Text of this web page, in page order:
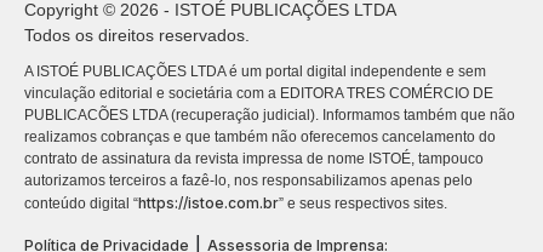
Copyright © 2026 - ISTOÉ PUBLICAÇÕES LTDA
Todos os direitos reservados.
A ISTOÉ PUBLICAÇÕES LTDA é um portal digital independente e sem
vinculação editorial e societária com a EDITORA TRES COMÉRCIO DE
PUBLICACÕES LTDA (recuperação judicial). Informamos também que não
realizamos cobranças e que também não oferecemos cancelamento do
contrato de assinatura da revista impressa de nome ISTOÉ, tampouco
autorizamos terceiros a fazê-lo, nos responsabilizamos apenas pelo
conteúdo digital “https://istoe.com.br” e seus respectivos sites.
Política de Privacidade Assessoria de Imprensa: